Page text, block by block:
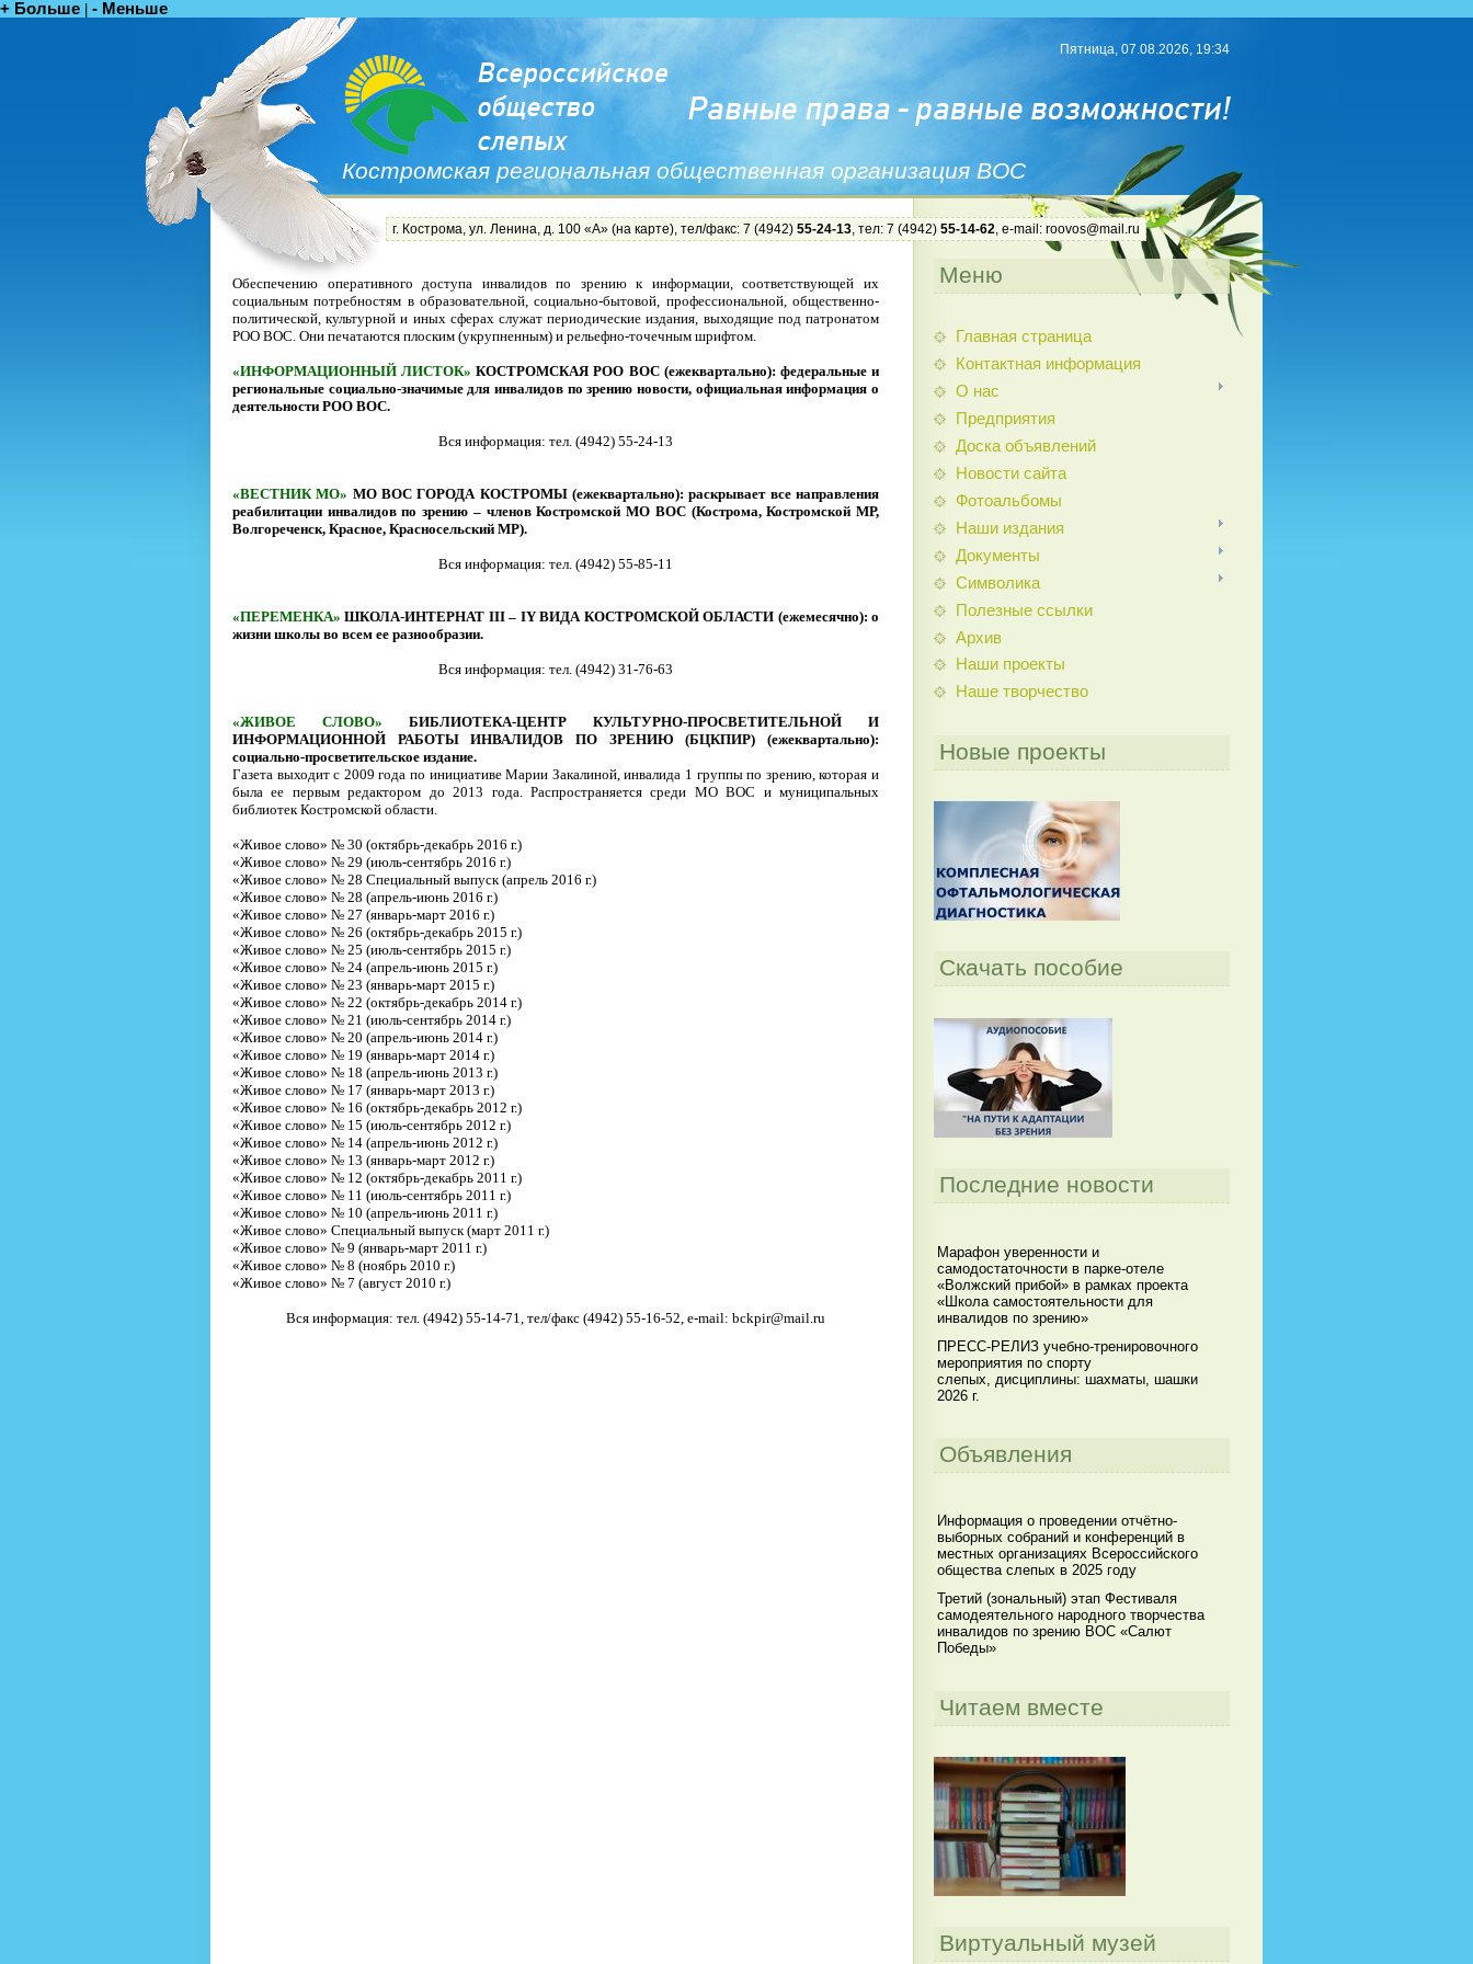
+ Больше - Меньше
Костромская региональная общественная организация ВОС
Пятница, 07.08.2026, 19:34
г. Кострома, ул. Ленина, д. 100 «А» (на карте), тел/факс: 7 (4942) 55-24-13, тел: 7 (4942) 55-14-62, e-mail: roovos@mail.ru
Обеспечению оперативного доступа инвалидов по зрению к информации, соответствующей их
социальным потребностям в образовательной, социально-бытовой, профессиональной, общественно-
политической, культурной и иных сферах служат периодические издания, выходящие под патронатом
РОО ВОС. Они печатаются плоским (укрупненным) и рельефно-точечным шрифтом.
«ИНФОРМАЦИОННЫЙ ЛИСТОК»КОСТРОМСКАЯ РОО ВОС (ежеквартально): федеральные и
региональные социально-значимые для инвалидов по зрению новости, официальная информация о
деятельности РОО ВОС.
Вся информация: тел. (4942) 55-24-13
«ВЕСТНИК МО» МО ВОС ГОРОДА КОСТРОМЫ (ежеквартально): раскрывает все направления
реабилитации инвалидов по зрению – членов Костромской МО ВОС (Кострома, Костромской МР,
Волгореченск, Красное, Красносельский МР).
Вся информация: тел. (4942) 55-85-11
«ПЕРЕМЕНКА»ШКОЛА-ИНТЕРНАТ III – IY ВИДА КОСТРОМСКОЙ ОБЛАСТИ (ежемесячно): о
жизни школы во всем ее разнообразии.
Вся информация: тел. (4942) 31-76-63
«ЖИВОЕ СЛОВО» БИБЛИОТЕКА-ЦЕНТР КУЛЬТУРНО-ПРОСВЕТИТЕЛЬНОЙ И
ИНФОРМАЦИОННОЙ РАБОТЫ ИНВАЛИДОВ ПО ЗРЕНИЮ (БЦКПИР) (ежеквартально):
социально-просветительское издание.
Газета выходит с 2009 года по инициативе Марии Закалиной, инвалида 1 группы по зрению, которая и
была ее первым редактором до 2013 года. Распространяется среди МО ВОС и муниципальных
библиотек Костромской области.
«Живое слово» № 30 (октябрь-декабрь 2016 г.)
«Живое слово» № 29 (июль-сентябрь 2016 г.)
«Живое слово» № 28 Специальный выпуск (апрель 2016 г.)
«Живое слово» № 28 (апрель-июнь 2016 г.)
«Живое слово» № 27 (январь-март 2016 г.)
«Живое слово» № 26 (октябрь-декабрь 2015 г.)
«Живое слово» № 25 (июль-сентябрь 2015 г.)
«Живое слово» № 24 (апрель-июнь 2015 г.)
«Живое слово» № 23 (январь-март 2015 г.)
«Живое слово» № 22 (октябрь-декабрь 2014 г.)
«Живое слово» № 21 (июль-сентябрь 2014 г.)
«Живое слово» № 20 (апрель-июнь 2014 г.)
«Живое слово» № 19 (январь-март 2014 г.)
«Живое слово» № 18 (апрель-июнь 2013 г.)
«Живое слово» № 17 (январь-март 2013 г.)
«Живое слово» № 16 (октябрь-декабрь 2012 г.)
«Живое слово» № 15 (июль-сентябрь 2012 г.)
«Живое слово» № 14 (апрель-июнь 2012 г.)
«Живое слово» № 13 (январь-март 2012 г.)
«Живое слово» № 12 (октябрь-декабрь 2011 г.)
«Живое слово» № 11 (июль-сентябрь 2011 г.)
«Живое слово» № 10 (апрель-июнь 2011 г.)
«Живое слово» Специальный выпуск (март 2011 г.)
«Живое слово» № 9 (январь-март 2011 г.)
«Живое слово» № 8 (ноябрь 2010 г.)
«Живое слово» № 7 (август 2010 г.)
Вся информация: тел. (4942) 55-14-71, тел/факс (4942) 55-16-52, е-mail: bckpir@mail.ru
Меню
Главная страница
Контактная информация
О нас
Предприятия
Доска объявлений
Новости сайта
Фотоальбомы
Наши издания
Документы
Символика
Полезные ссылки
Архив
Наши проекты
Наше творчество
Новые проекты
Скачать пособие
Последние новости
Марафон уверенности и
самодостаточности в парке-отеле
«Волжский прибой» в рамках проекта
«Школа самостоятельности для
инвалидов по зрению»
ПРЕСС-РЕЛИЗ учебно-тренировочного
мероприятия по спорту
слепых, дисциплины: шахматы, шашки
2026 г.
Объявления
Информация о проведении отчётно-
выборных собраний и конференций в
местных организациях Всероссийского
общества слепых в 2025 году
Третий (зональный) этап Фестиваля
самодеятельного народного творчества
инвалидов по зрению ВОС «Салют
Победы»
Читаем вместе
Виртуальный музей